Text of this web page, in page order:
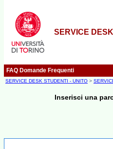
SERVICE
FAQ Domande Frequenti
SERVICE DESK STUDENTI - UNITO >
Inserisci una